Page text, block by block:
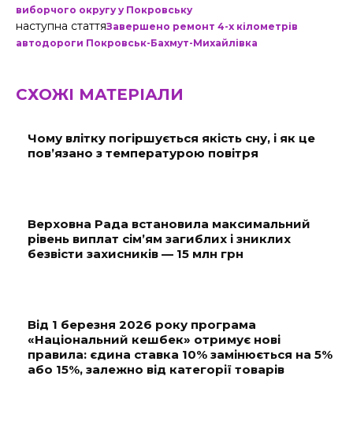
виборчого округу у Покровську
наступна статтяЗавершено ремонт 4-х кілометрів
автодороги Покровськ-Бахмут-Михайлівка
СХОЖІ МАТЕРІАЛИ
Чому влітку погіршується якість сну, і як це
пов’язано з температурою повітря
Верховна Рада встановила максимальний
рівень виплат сім’ям загиблих і зниклих
безвісти захисників — 15 млн грн
Від 1 березня 2026 року програма
«Національний кешбек» отримує нові
правила: єдина ставка 10% замінюється на 5%
або 15%, залежно від категорії товарів